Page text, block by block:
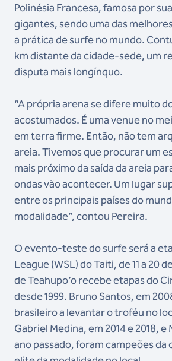
Polinésia Francesa, famosa por
gigantes, sendo uma das
a prática de surfe no mundo.
km distante da cidade-sede, um
disputa mais longínquo.
“A própria arena se difere muito
acostumados. É uma venue no
em terra firme. Então, não tem
areia. Tivemos que procurar um
mais próximo da saída da areia
ondas vão acontecer. Um lugar
entre os principais países do
modalidade”, contou Pereira.
O evento-teste do surfe será a
League (WSL) do Taiti, de 11 a 20
de Teahupo’o recebe etapas do
desde 1999. Bruno Santos, em
brasileiro a levantar o troféu no
Gabriel Medina, em 2014 e 2018, e
ano passado, foram campeões da